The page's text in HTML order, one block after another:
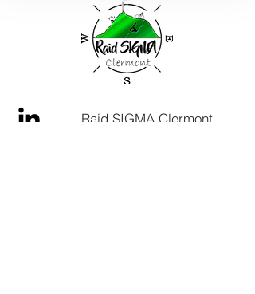
Raid SIGMA Clermont